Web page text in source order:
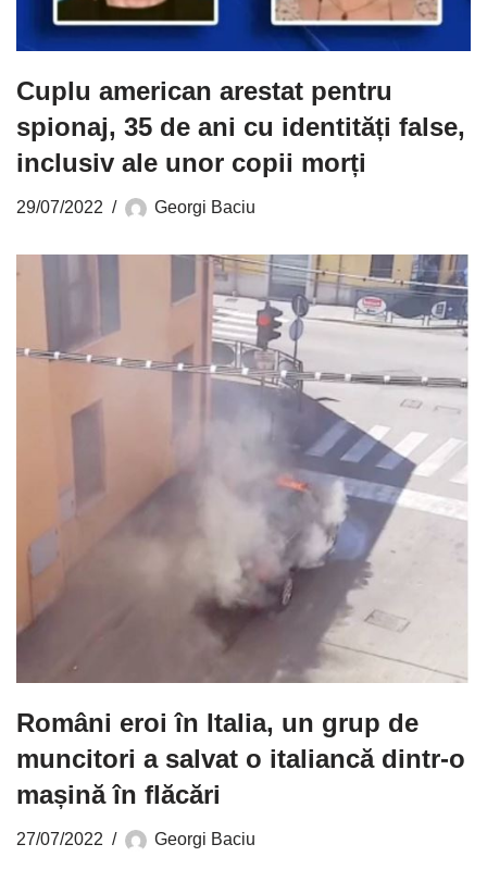
Cuplu american arestat pentru
spionaj, 35 de ani cu identități false,
inclusiv ale unor copii morți
29/07/2022 Georgi Baciu
Români eroi în Italia, un grup de
muncitori a salvat o italiancă dintr-o
mașină în flăcări
27/07/2022 Georgi Baciu